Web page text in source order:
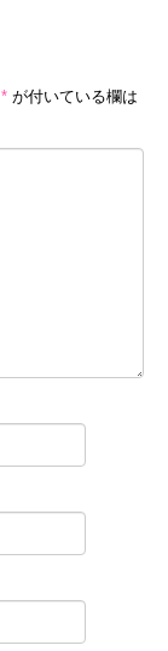
* が付いている欄は